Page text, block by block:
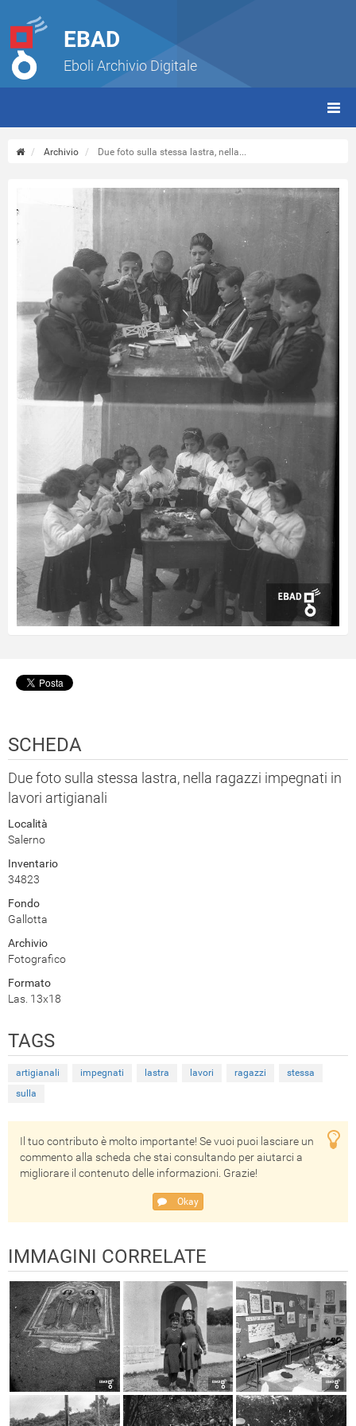
EBAD
Eboli Archivio Digitale
Archivio Due foto sulla stessa lastra, nella...
SCHEDA
Due foto sulla stessa lastra, nella ragazzi impegnati in
lavori artigianali
Località
Salerno
Inventario
34823
Fondo
Gallotta
Archivio
Fotografico
Formato
Las. 13x18
TAGS
artigianali impegnati lastra lavori ragazzi
stessa
sulla
Il tuo contributo è molto importante! Se vuoi puoi lasciare un
commento alla scheda che stai consultando per aiutarci a
migliorare il contenuto delle informazioni. Grazie!
Okay
IMMAGINI CORRELATE